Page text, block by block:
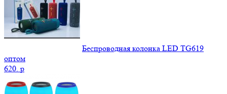
Беспроводная колонка LED TG619
оптом
620. p